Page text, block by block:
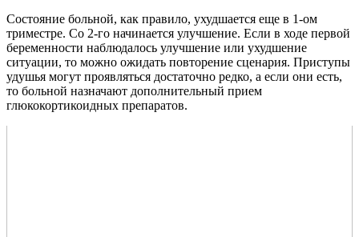
Состояние больной, как правило, ухудшается еще в 1-ом
триместре. Со 2-го начинается улучшение. Если в ходе первой
беременности наблюдалось улучшение или ухудшение
ситуации, то можно ожидать повторение сценария. Приступы
удушья могут проявляться достаточно редко, а если они есть,
то больной назначают дополнительный прием
глюкокортикоидных препаратов.